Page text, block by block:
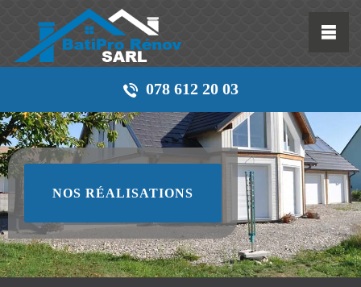
078 612 20 03
NOS RÉALISATIONS